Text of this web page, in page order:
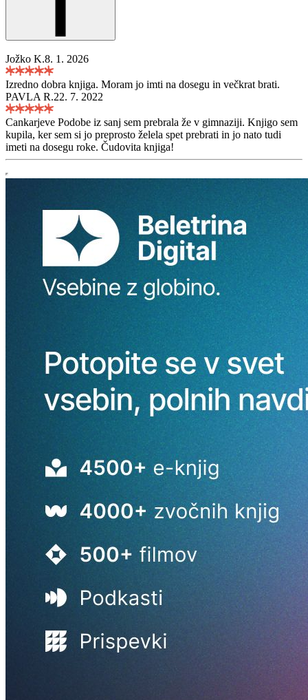
Jožko K.8. 1. 2026
Izredno dobra knjiga. Moram jo imti na dosegu in večkrat brati.
PAVLA R.22. 7. 2022
Cankarjeve Podobe iz sanj sem prebrala že v gimnaziji. Knjigo sem
kupila, ker sem si jo preprosto želela spet prebrati in jo nato tudi
imeti na dosegu roke. Čudovita knjiga!